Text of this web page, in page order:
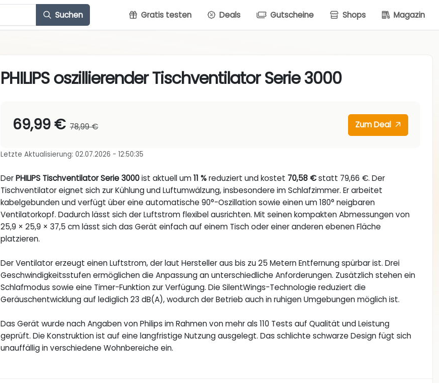
Suchen Gratis testen Deals Gutscheine Shops Magazin
PHILIPS oszillierender Tischventilator Serie 3000
69,99 € 78,99 € Zum Deal
Letzte Aktualisierung: 02.07.2026 - 12:50:35
DerPHILIPS Tischventilator Serie 3000ist aktuell um11 %reduziert und kostet 70,58 €statt 79,66 €. Der
Tischventilator eignet sich zur Kühlung und Luftumwälzung, insbesondere im Schlafzimmer. Er arbeitet
kabelgebunden und verfügt über eine automatische 90°-Oszillation sowie einen um 180° neigbaren
Ventilatorkopf. Dadurch lässt sich der Luftstrom flexibel ausrichten. Mit seinen kompakten Abmessungen von
25,9 × 25,9 × 37,5 cm lässt sich das Gerät einfach auf einem Tisch oder einer anderen ebenen Fläche
platzieren.
Der Ventilator erzeugt einen Luftstrom, der laut Hersteller aus bis zu 25 Metern Entfernung spürbar ist. Drei
Geschwindigkeitsstufen ermöglichen die Anpassung an unterschiedliche Anforderungen. Zusätzlich stehen ein
Schlafmodus sowie eine Timer-Funktion zur Verfügung. Die SilentWings-Technologie reduziert die
Geräuschentwicklung auf lediglich 23 dB(A), wodurch der Betrieb auch in ruhigen Umgebungen möglich ist.
Das Gerät wurde nach Angaben von Philips im Rahmen von mehr als 110 Tests auf Qualität und Leistung
geprüft. Die Konstruktion ist auf eine langfristige Nutzung ausgelegt. Das schlichte schwarze Design fügt sich
unauffällig in verschiedene Wohnbereiche ein.